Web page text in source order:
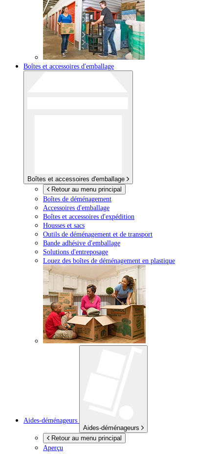
Boîtes et accessoires d'emballage
Boîtes et accessoires d'emballage
Retour au menu principal
Boîtes de déménagement
Accessoires d'emballage
Boîtes et accessoires d'expédition
Housses et sacs
Outils de déménagement et de transport
Bande adhésive d'emballage
Solutions d'entreposage
Louez des boîtes de déménagement en plastique
Aides-déménageurs
Aides-déménageurs
Retour au menu principal
Aperçu